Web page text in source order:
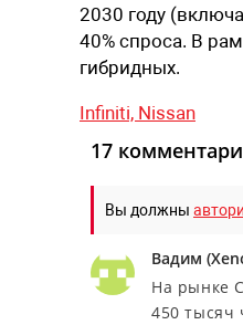
2030 году
40% спроса. В
гибридных.
Infiniti, Nissan
17
Вы должны
Вадим (
На рынке
450 тысяч